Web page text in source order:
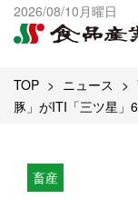
2026/08/10月曜日
出版物一覧へ
試読・購読申し込
TOP ニュース
豚」がITI「三ツ星」
畜産